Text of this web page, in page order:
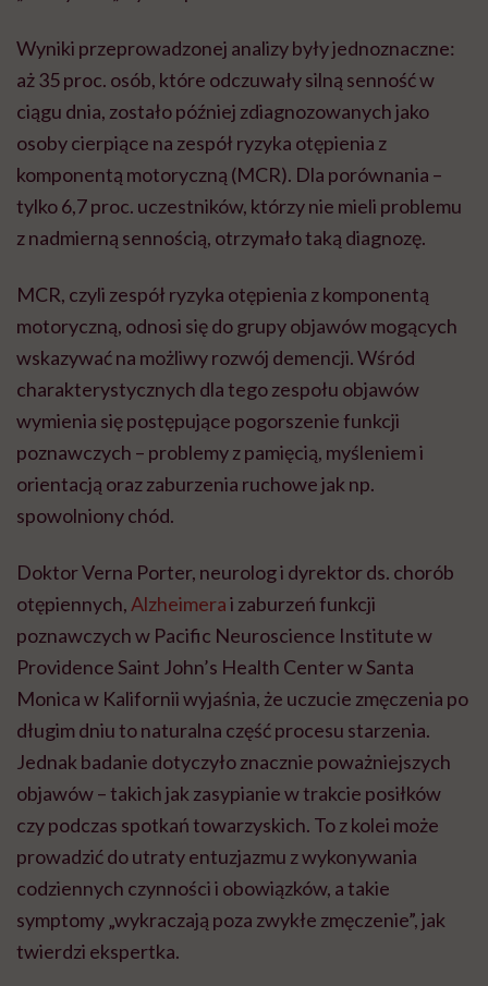
Wyniki przeprowadzonej analizy były jednoznaczne:
aż 35 proc. osób, które odczuwały silną senność w
ciągu dnia, zostało później zdiagnozowanych jako
osoby cierpiące na zespół ryzyka otępienia z
komponentą motoryczną (MCR). Dla porównania –
tylko 6,7 proc. uczestników, którzy nie mieli problemu
z nadmierną sennością, otrzymało taką diagnozę.
MCR, czyli zespół ryzyka otępienia z komponentą
motoryczną, odnosi się do grupy objawów mogących
wskazywać na możliwy rozwój demencji. Wśród
charakterystycznych dla tego zespołu objawów
wymienia się postępujące pogorszenie funkcji
poznawczych – problemy z pamięcią, myśleniem i
orientacją oraz zaburzenia ruchowe jak np.
spowolniony chód.
Doktor Verna Porter, neurolog i dyrektor ds. chorób
otępiennych, Alzheimerai zaburzeń funkcji
poznawczych w Pacific Neuroscience Institute w
Providence Saint John’s Health Center w Santa
Monica w Kalifornii wyjaśnia, że uczucie zmęczenia po
długim dniu to naturalna część procesu starzenia.
Jednak badanie dotyczyło znacznie poważniejszych
objawów – takich jak zasypianie w trakcie posiłków
czy podczas spotkań towarzyskich. To z kolei może
prowadzić do utraty entuzjazmu z wykonywania
codziennych czynności i obowiązków, a takie
symptomy „wykraczają poza zwykłe zmęczenie”, jak
twierdzi ekspertka.